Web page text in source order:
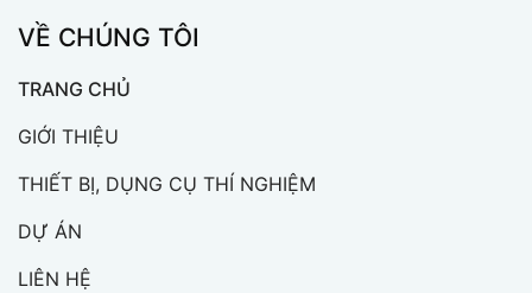
VỀ CHÚNG TÔI
TRANG CHỦ
GIỚI THIỆU
THIẾT BỊ, DỤNG CỤ THÍ NGHIỆM
DỰ ÁN
LIÊN HỆ